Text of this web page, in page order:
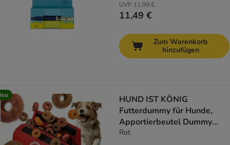
UVP 11,99 €
11,49 €
Zum Warenkorb
hinzufügen
HUND IST KÖNIG
Futterdummy für Hunde,
Apportierbeutel Dummy
Hundetraining
Rot